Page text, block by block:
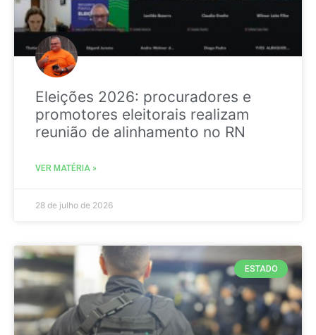
Eleições 2026: procuradores e
promotores eleitorais realizam
reunião de alinhamento no RN
VER MATÉRIA »
28 de julho de 2026
ESTADO